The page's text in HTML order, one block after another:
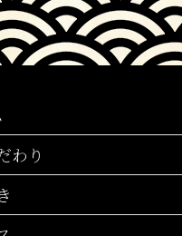
わり